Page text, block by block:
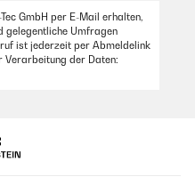
GmbH per E-Mail erhalten,
gelegentliche Umfragen
ist jederzeit per Abmeldelink
Verarbeitung der Daten: